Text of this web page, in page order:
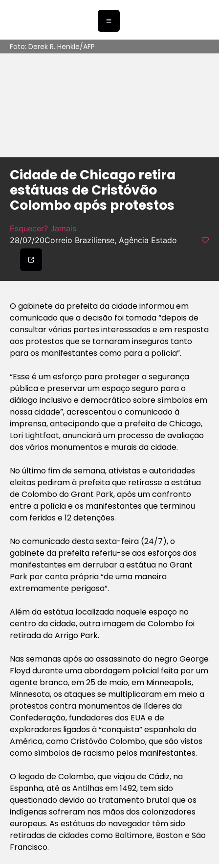
Foto: Derek R. Henkle/AFP
Cidade de Chicago retira
estátuas de Cristóvão
Colombo após protestos
Esquecer? Jamais
28/07/20Correio Braziliense, Agência Estado
O gabinete da prefeita da cidade informou em
comunicado que a decisão foi tomada “depois de
consultar várias partes interessadas e em resposta
aos protestos que se tornaram inseguros tanto
para os manifestantes como para a polícia”.
“Esse é um esforço para proteger a segurança
pública e preservar um espaço seguro para o
diálogo inclusivo e democrático sobre símbolos em
nossa cidade”, acrescentou o comunicado à
imprensa, antecipando que a prefeita de Chicago,
Lori Lightfoot, anunciará um processo de avaliação
dos vários monumentos e murais da cidade.
No último fim de semana, ativistas e autoridades
eleitas pediram à prefeita que retirasse a estátua
de Colombo do Grant Park, após um confronto
entre a polícia e os manifestantes que terminou
com feridos e 12 detenções.
No comunicado desta sexta-feira (24/7), o
gabinete da prefeita referiu-se aos esforços dos
manifestantes em derrubar a estátua no Grant
Park por conta própria “de uma maneira
extremamente perigosa”.
Além da estátua localizada naquele espaço no
centro da cidade, outra imagem de Colombo foi
retirada do Arrigo Park.
Nas semanas após ao assassinato do negro George
Floyd durante uma abordagem policial feita por um
agente branco, em 25 de maio, em Minneapolis,
Minnesota, os ataques se multiplicaram em meio a
protestos contra monumentos de líderes da
Confederação, fundadores dos EUA e de
exploradores ligados à “conquista” espanhola da
América, como Cristóvão Colombo, que são vistos
como símbolos de racismo pelos manifestantes.
O legado de Colombo, que viajou de Cádiz, na
Espanha, até as Antilhas em 1492, tem sido
questionado devido ao tratamento brutal que os
indígenas sofreram nas mãos dos colonizadores
europeus. As estátuas do navegador têm sido
retiradas de cidades como Baltimore, Boston e São
Francisco.